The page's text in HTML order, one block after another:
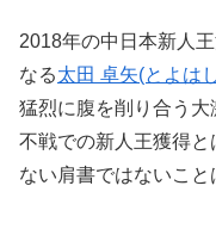
2018年の中日本新人
なる太田 卓矢(とよは
猛烈に腹を削り合う大
不戦での新人王獲得
ない肩書ではないこと